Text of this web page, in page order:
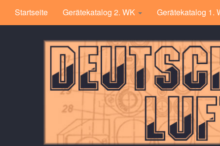
Startseite Gerätekatalog 2. WK Gerätekatalog 1.